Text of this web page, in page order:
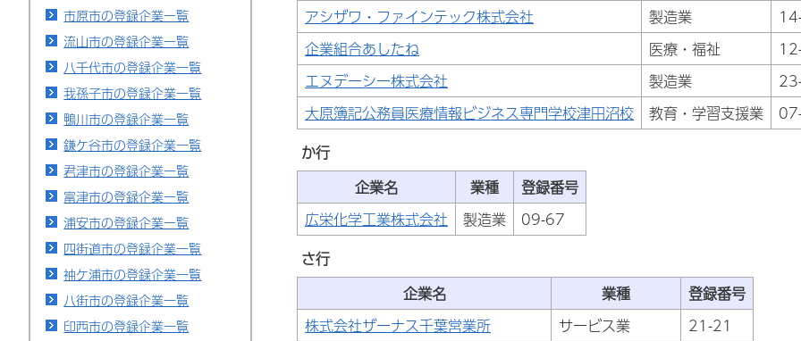
市原市の登録企業一覧
流山市の登録企業一覧
八千代市の登録企業一覧
我孫子市の登録企業一覧
鴨川市の登録企業一覧
鎌ケ谷市の登録企業一覧
君津市の登録企業一覧
富津市の登録企業一覧
浦安市の登録企業一覧
四街道市の登録企業一覧
袖ケ浦市の登録企業一覧
八街市の登録企業一覧
印西市の登録企業一覧
アシザワ・ファインテック株式会社
製造業
企業組合あしたね
医療・福祉
エヌデーシー株式会社
製造業
大原簿記公務員医療情報ビジネス専門学校津田沼校
教育・学習支援業
か行
企業名
業種
登録番号
広栄化学工業株式会社
製造業
09-67
さ行
企業名
業種
登録番号
株式会社ザーナス千葉営業所
サービス業
21-21